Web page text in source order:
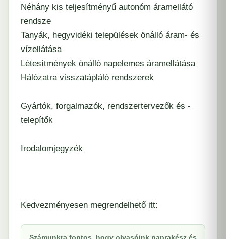
Néhány kis teljesítményű autonóm áramellátó
rendsze
Tanyák, hegyvidéki települések önálló áram- és
vízellátása
Létesítmények önálló napelemes áramellátása
Hálózatra visszatápláló rendszerek
Gyártók, forgalmazók, rendszertervezők és -
telepítők
Irodalomjegyzék
Kedvezményesen megrendelhető itt: